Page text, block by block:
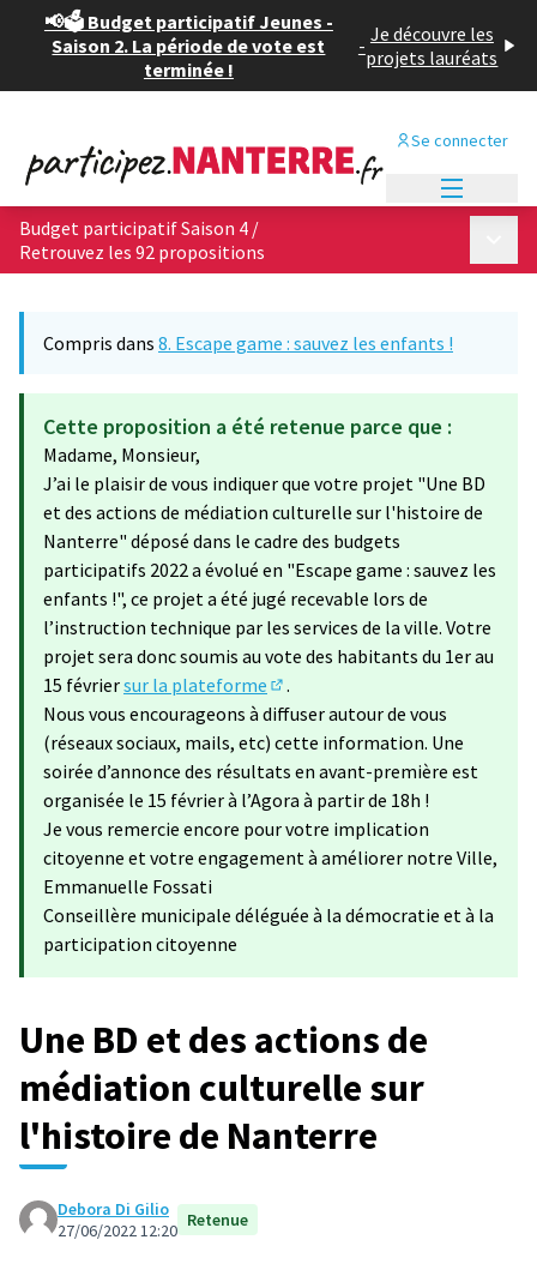
📢🗳️ Budget participatif Jeunes -
Saison 2. La période de vote est
terminée !
- Je découvre les
projets lauréats
Se connecter
Budget participatif Saison 4 /
Retrouvez les 92 propositions
Compris dans 8. Escape game : sauvez les enfants !
Cette proposition a été retenue parce que :
Madame, Monsieur,
J’ai le plaisir de vous indiquer que votre projet "Une BD
et des actions de médiation culturelle sur l'histoire de
Nanterre" déposé dans le cadre des budgets
participatifs 2022 a évolué en "Escape game : sauvez les
enfants !", ce projet a été jugé recevable lors de
l’instruction technique par les services de la ville. Votre
projet sera donc soumis au vote des habitants du 1er au
15 févriersur la plateforme
(S'ouvre dans un nouvel onglet)
.
Nous vous encourageons à diffuser autour de vous
(réseaux sociaux, mails, etc) cette information. Une
soirée d’annonce des résultats en avant-première est
organisée le 15 février à l’Agora à partir de 18h !
Je vous remercie encore pour votre implication
citoyenne et votre engagement à améliorer notre Ville,
Emmanuelle Fossati
Conseillère municipale déléguée à la démocratie et à la
participation citoyenne
Une BD et des actions de
médiation culturelle sur
l'histoire de Nanterre
Debora Di Gilio
27/06/2022 12:20 Retenue